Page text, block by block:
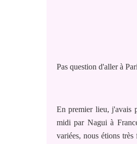
Pas question d'aller à
En premier lieu, j'avais
midi par Nagui à
variées, nous étions